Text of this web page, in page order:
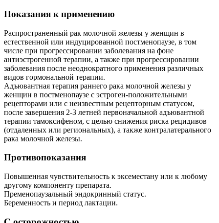
Показания к применению
Распространенный рак молочной железы у женщин в
естественной или индуцированной постменопаузе, в том
числе при прогрессировании заболевания на фоне
антиэстрогенной терапии, а также при прогрессировании
заболевания после неоднократного применения различных
видов гормональной терапии.
Адъювантная терапия раннего рака молочной железы у
женщин в постменопаузе с эстроген-положительными
рецепторами или с неизвестным рецепторным статусом,
после завершения 2-3 летней первоначальной адъювантной
терапии тамоксифеном, с целью снижения риска рецидивов
(отдаленных или региональных), а также контралатерального
рака молочной железы.
Противопоказания
Повышенная чувствительность к эксеместану или к любому
другому компоненту препарата.
Пременопаузальный эндокринный статус.
Беременность и период лактации.